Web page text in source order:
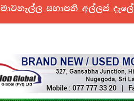
මාවනැල්ල සභාපති අල්ලස් දැලේ